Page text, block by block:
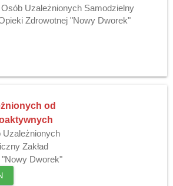
Uzależnionych Samodzielny
Zdrowotnej "Nowy Dworek"
od
Uzależnionych
Zakład
Dworek"